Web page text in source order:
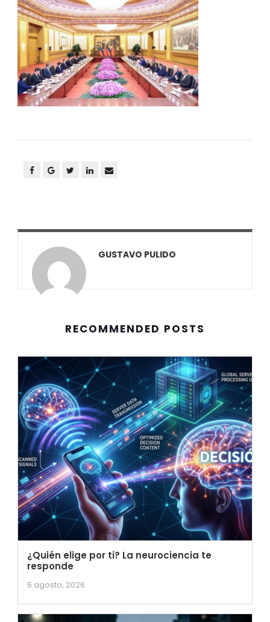
GUSTAVO PULIDO
RECOMMENDED POSTS
¿Quién elige por ti? La neurociencia te
responde
5 agosto, 2026